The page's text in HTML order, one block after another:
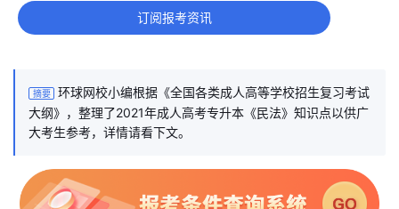
订阅报考资讯
摘要
环球网校小编根据《全国各类成人高等学校招生复习考试
大纲》，整理了2021年成人高考专升本《民法》知识点以供广
大考生参考，详情请看下文。